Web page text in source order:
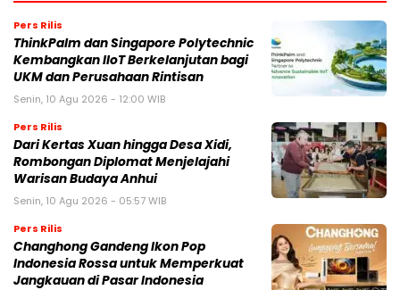
Pers Rilis
ThinkPalm dan Singapore Polytechnic
Kembangkan IIoT Berkelanjutan bagi
UKM dan Perusahaan Rintisan
Senin, 10 Agu 2026 - 12:00 WIB
Pers Rilis
Dari Kertas Xuan hingga Desa Xidi,
Rombongan Diplomat Menjelajahi
Warisan Budaya Anhui
Senin, 10 Agu 2026 - 05:57 WIB
Pers Rilis
Changhong Gandeng Ikon Pop
Indonesia Rossa untuk Memperkuat
Jangkauan di Pasar Indonesia